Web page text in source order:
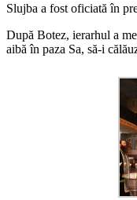
Slujba a fost oficiată în
După Botez, ierarhul a
aibă în paza Sa, să-i